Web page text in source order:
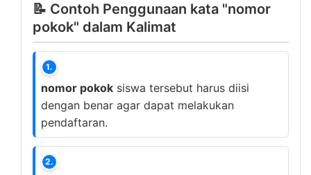
📝 Contoh Penggunaan kata "nomor
pokok" dalam Kalimat
1.
nomor pokok siswa tersebut harus diisi
dengan benar agar dapat melakukan
pendaftaran.
2.